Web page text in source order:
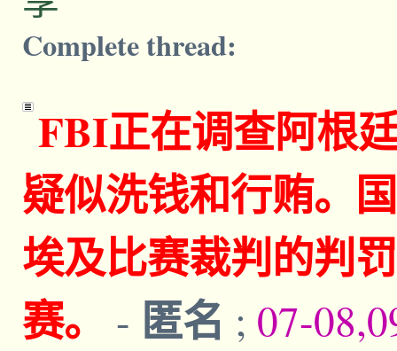
Complete thread:
FBI正在调查阿根
疑似洗钱和行贿。
埃及比赛裁判的判
赛。
- 匿名 ; 07-